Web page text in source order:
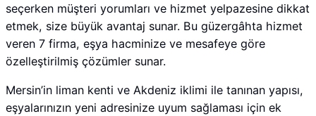
seçerken müşteri yorumları ve hizmet yelpazesine dikkat
etmek, size büyük avantaj sunar. Bu güzergâhta hizmet
veren 7 firma, eşya hacminize ve mesafeye göre
özelleştirilmiş çözümler sunar.
Mersin’in liman kenti ve Akdeniz iklimi ile tanınan yapısı,
eşyalarınızın yeni adresinize uyum sağlaması için ek